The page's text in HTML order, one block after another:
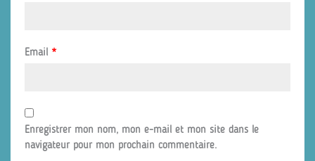
Email *
Enregistrer mon nom, mon e-mail et mon site dans le
navigateur pour mon prochain commentaire.